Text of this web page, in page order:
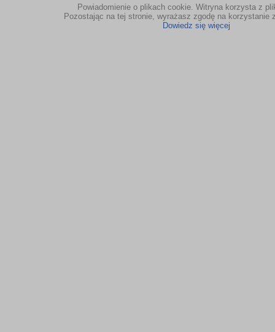
Powiadomienie o plikach cookie. Witryna korzysta z
Pozostając na tej stronie, wyrażasz zgodę na korzystanie
Dowiedz się więcej